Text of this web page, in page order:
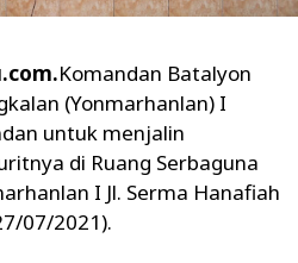
Komandan Batalyon
(Yonmarhanlan) I
untuk menjalin
di Ruang Serbaguna
I Jl. Serma Hanafiah
07/2021).